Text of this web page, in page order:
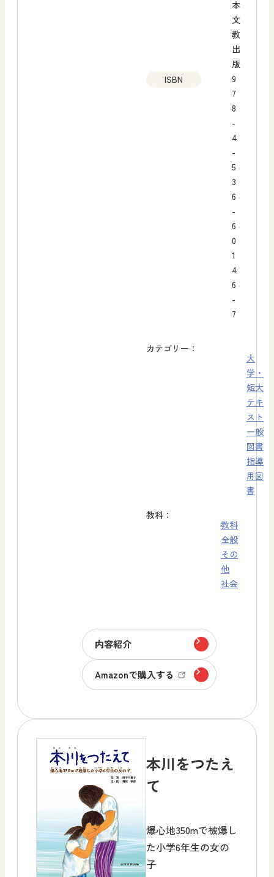
本
文
教
出
版
ISBN
9
7
8
-
4
-
5
3
6
-
6
0
1
4
6
-
7
カテゴリー：
大
学・
短大
テキ
スト
一般
図書
指導
用図
書
教科：
教科
全般
その
他
社会
内容紹介
Amazonで購入する
本川をつたえ
て
爆心地350mで被爆し
た小学6年生の女の
子